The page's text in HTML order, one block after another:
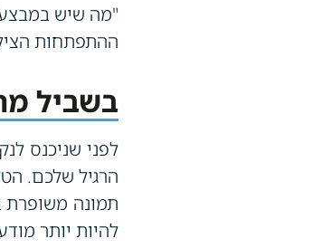
"מה שיש
ההתפתחות
בשביל
לפני שניכנס
הרגיל שלכם.
תמונה משופרת
להיות יותר